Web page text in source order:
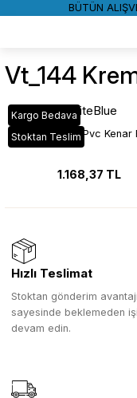
BÜTÜN
Vt_144
Kargo Bedava
Stoktan Teslim
WhiteBlue
VT_144 Krem Pvc Kenar
1.168,37 TL
Hızlı Teslimat
Stoktan gönderim
sayesinde beklemeden
devam edin.